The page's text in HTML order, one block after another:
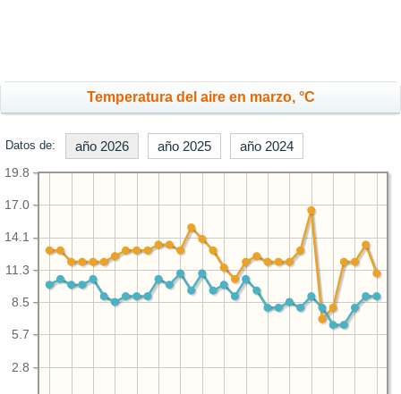
Temperatura del aire en marzo, °C
Datos de: año 2026 año 2025 año 2024
2.8
5.7
8.5
11.3
14.1
17.0
19.8